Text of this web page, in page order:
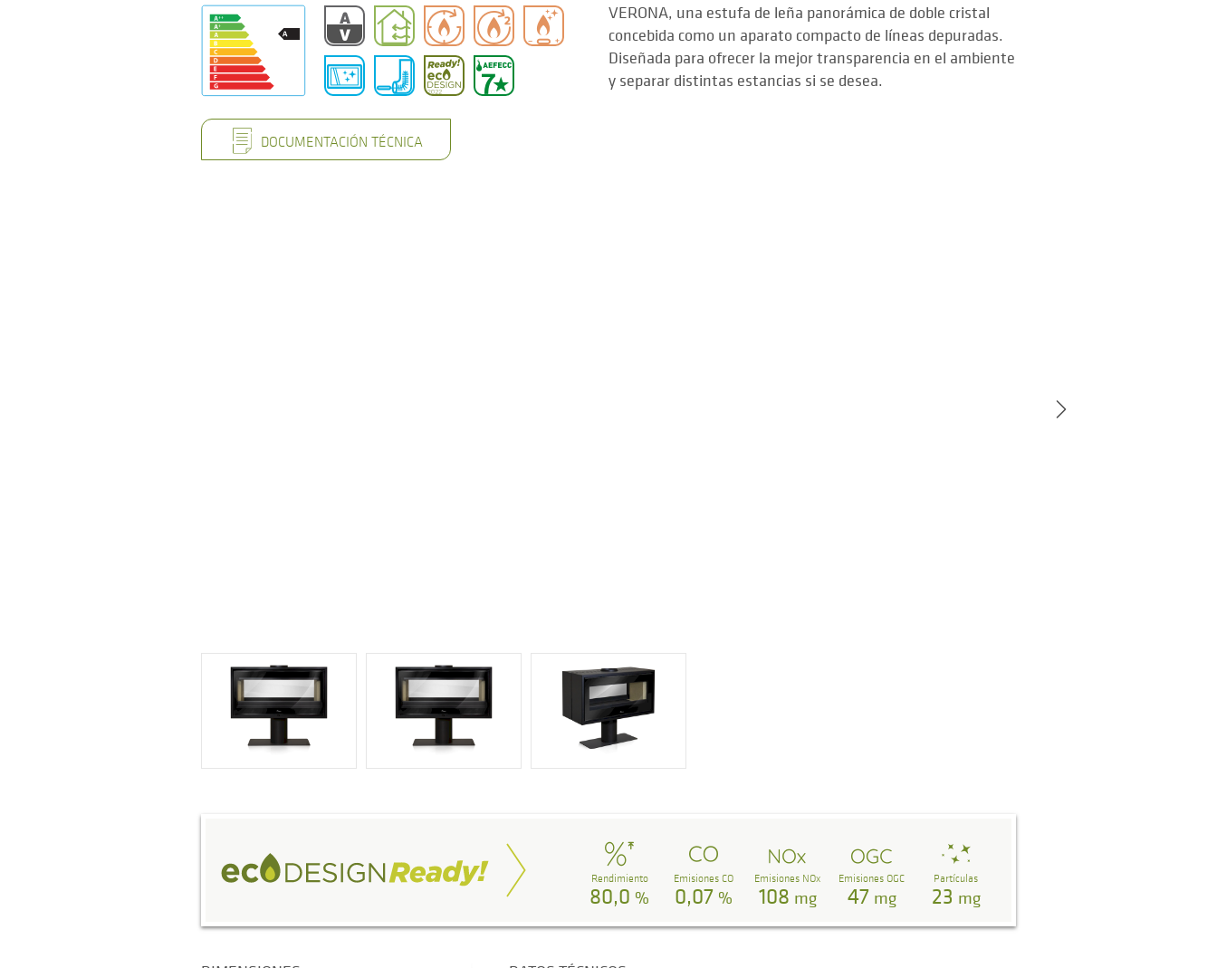
VERONA, una estufa de leña panorámica de doble cristal
concebida como un aparato compacto de líneas depuradas.
Diseñada para ofrecer la mejor transparencia en el ambiente
y separar distintas estancias si se desea.
DOCUMENTACIÓN TÉCNICA
Rendimiento
80,0 %
Emisiones CO
0,07 %
Emisiones NOx
108 mg
Emisiones OGC
47 mg
Partículas
23 mg